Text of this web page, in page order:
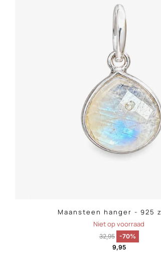
Maansteen hanger - 925
Niet op voorraad
32,95
-70%
9,95